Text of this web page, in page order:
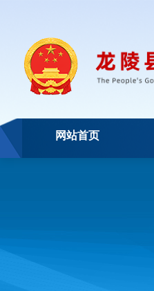
网站首页